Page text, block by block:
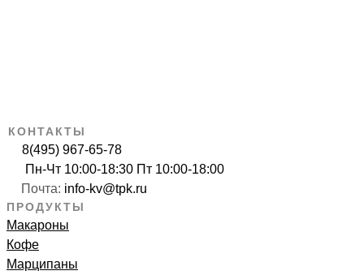
КОНТАКТЫ
8(495) 967-65-78
Пн-Чт 10:00-18:30 Пт 10:00-18:00
Почта: info-kv@tpk.ru
ПРОДУКТЫ
Макароны
Кофе
Марципаны